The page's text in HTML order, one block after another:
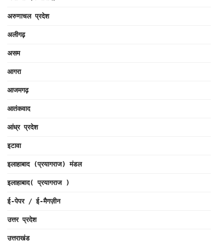
अरुणाचल प्रदेश
अलीगढ़
असम
आगरा
आजमगढ़
आतंकवाद
आंध्र प्रदेश
इटावा
इलाहाबाद (प्रयागराज) मंडल
इलाहाबाद( प्रयागराज )
ई-पेपर / ई-मैगज़ीन
उत्तर प्रदेश
उत्तराखंड